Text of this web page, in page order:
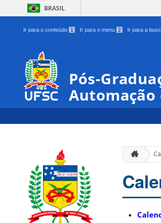
BRASIL
Ir para o conteúdo 1 Ir para o menu 2 Ir para a
Pós-
Automação